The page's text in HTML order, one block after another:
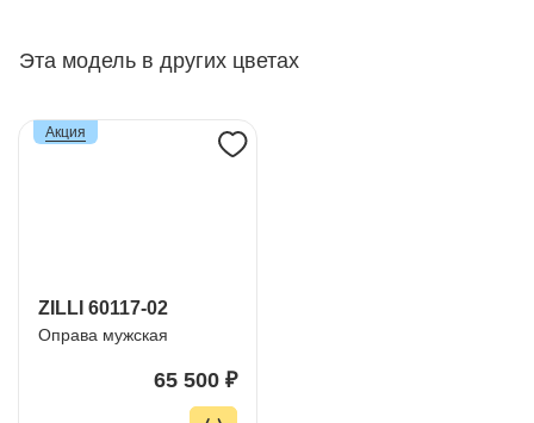
Эта модель в других цветах
ZILLI 60117-02
Оправа мужская
65 500 ₽
Акция